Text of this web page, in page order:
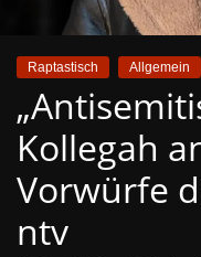
Raptastisch Allgemein
Kollegah
Vorwürfe
ntv